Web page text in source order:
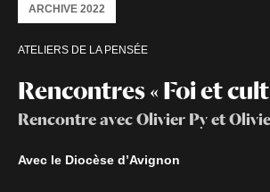
Rencontres « Foi et
Rencontre avec Olivier Py et
ATELIERS DE LA PENSÉE
ARCHIVE 2022
Avec le Diocèse d’Avignon